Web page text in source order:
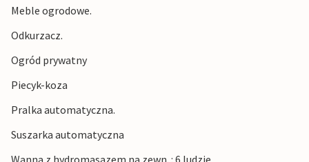
Meble ogrodowe.
Odkurzacz.
Ogród prywatny
Piecyk-koza
Pralka automatyczna.
Suszarka automatyczna